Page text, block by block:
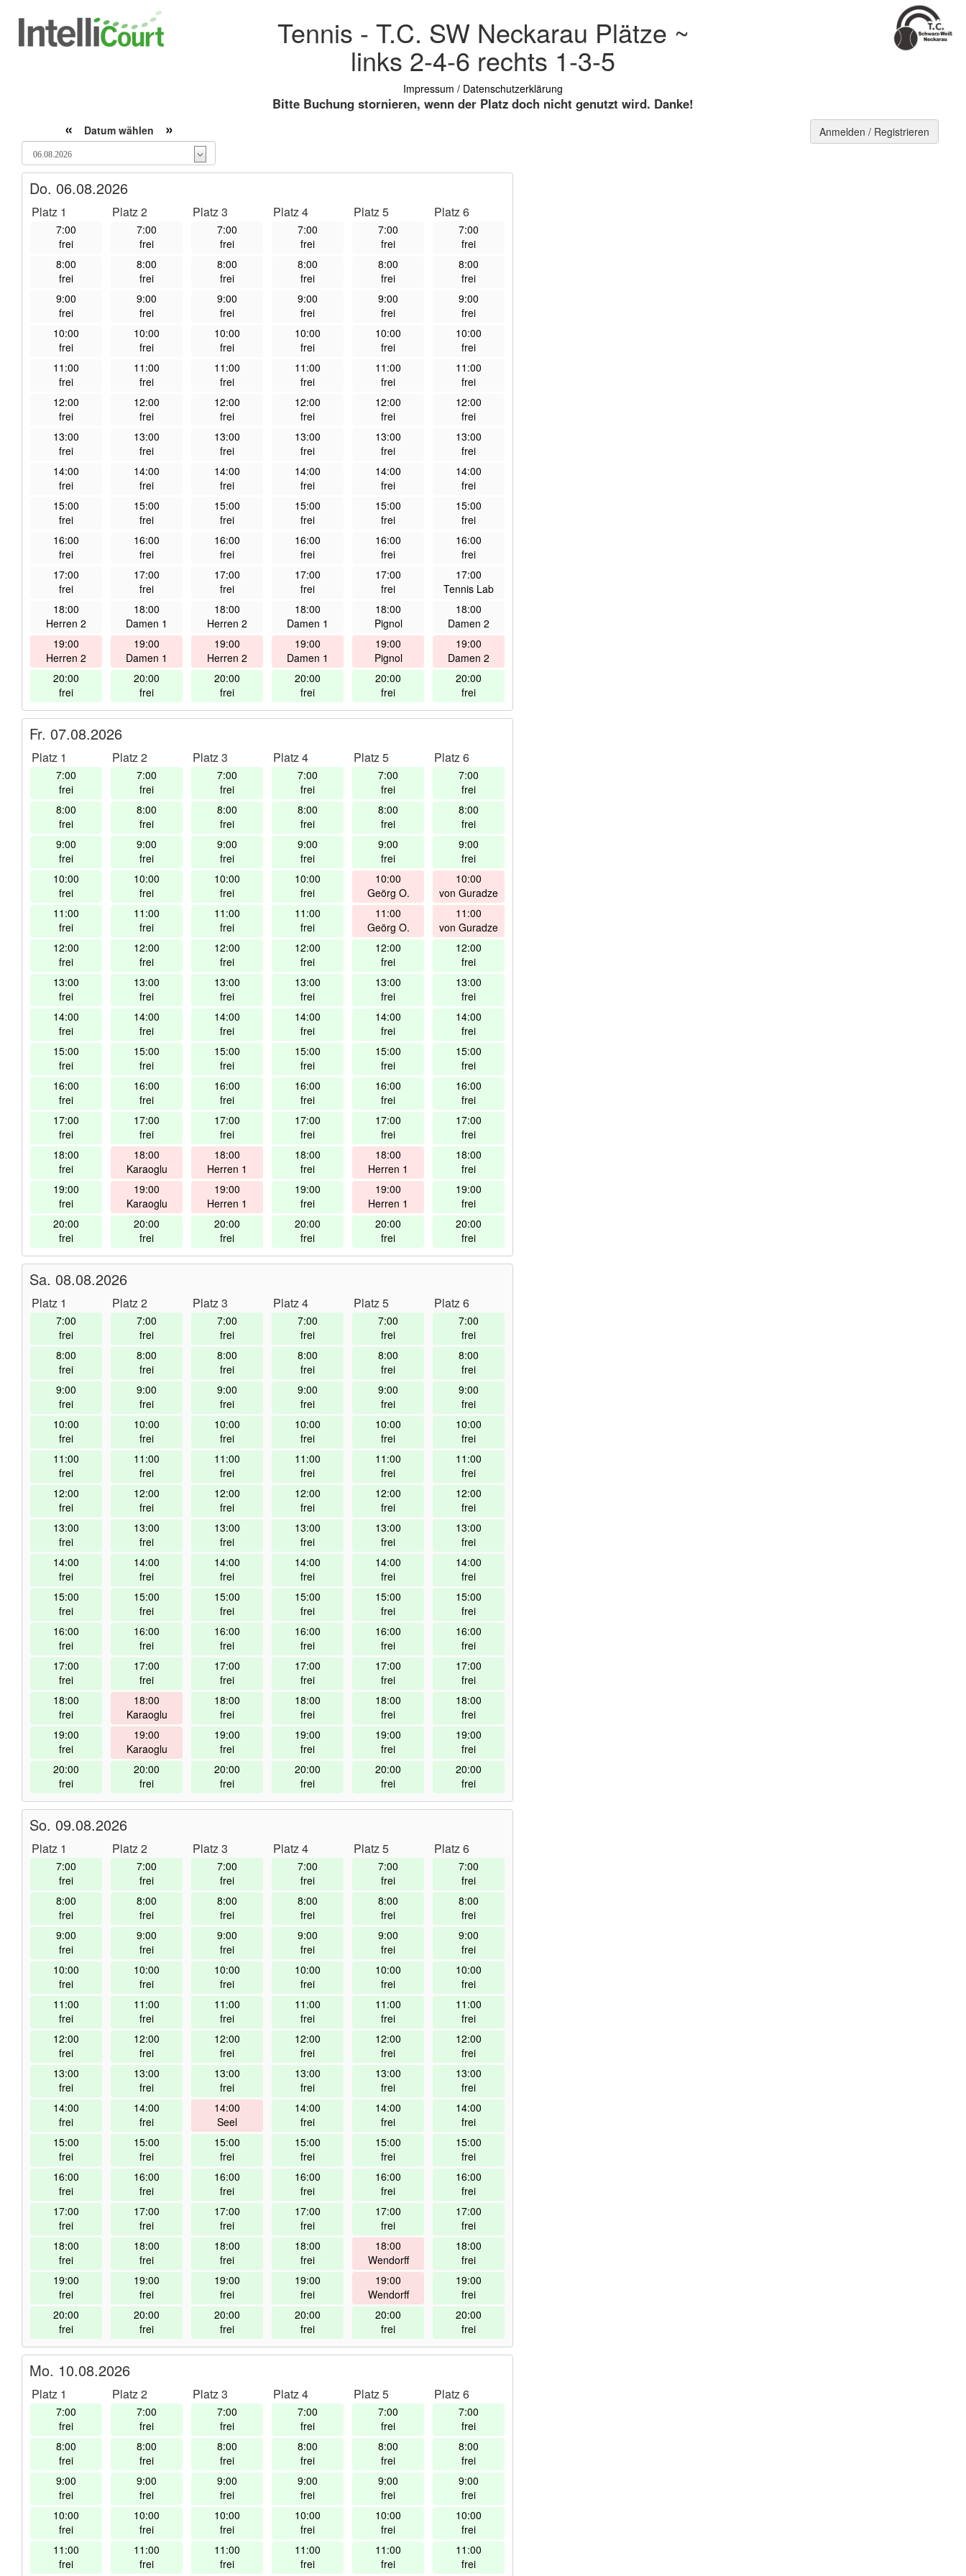
Tennis - T.C. SW Neckarau Plätze ~
links 2-4-6 rechts 1-3-5
Impressum / Datenschutzerklärung
Bitte Buchung stornieren, wenn der Platz doch nicht genutzt wird. Danke!
« Datum wählen » Anmelden / Registrieren
Do. 06.08.2026
Platz 1
7:00
frei
8:00
frei
9:00
frei
10:00
frei
11:00
frei
12:00
frei
13:00
frei
14:00
frei
15:00
frei
16:00
frei
17:00
frei
18:00
Herren 2
19:00
Herren 2
20:00
frei
Platz 2
7:00
frei
8:00
frei
9:00
frei
10:00
frei
11:00
frei
12:00
frei
13:00
frei
14:00
frei
15:00
frei
16:00
frei
17:00
frei
18:00
Damen 1
19:00
Damen 1
20:00
frei
Platz 3
7:00
frei
8:00
frei
9:00
frei
10:00
frei
11:00
frei
12:00
frei
13:00
frei
14:00
frei
15:00
frei
16:00
frei
17:00
frei
18:00
Herren 2
19:00
Herren 2
20:00
frei
Platz 4
7:00
frei
8:00
frei
9:00
frei
10:00
frei
11:00
frei
12:00
frei
13:00
frei
14:00
frei
15:00
frei
16:00
frei
17:00
frei
18:00
Damen 1
19:00
Damen 1
20:00
frei
Platz 5
7:00
frei
8:00
frei
9:00
frei
10:00
frei
11:00
frei
12:00
frei
13:00
frei
14:00
frei
15:00
frei
16:00
frei
17:00
frei
18:00
Pignol
19:00
Pignol
20:00
frei
Platz 6
7:00
frei
8:00
frei
9:00
frei
10:00
frei
11:00
frei
12:00
frei
13:00
frei
14:00
frei
15:00
frei
16:00
frei
17:00
Tennis Lab
18:00
Damen 2
19:00
Damen 2
20:00
frei
Fr. 07.08.2026
Platz 1
7:00
frei
8:00
frei
9:00
frei
10:00
frei
11:00
frei
12:00
frei
13:00
frei
14:00
frei
15:00
frei
16:00
frei
17:00
frei
18:00
frei
19:00
frei
20:00
frei
Platz 2
7:00
frei
8:00
frei
9:00
frei
10:00
frei
11:00
frei
12:00
frei
13:00
frei
14:00
frei
15:00
frei
16:00
frei
17:00
frei
18:00
Karaoglu
19:00
Karaoglu
20:00
frei
Platz 3
7:00
frei
8:00
frei
9:00
frei
10:00
frei
11:00
frei
12:00
frei
13:00
frei
14:00
frei
15:00
frei
16:00
frei
17:00
frei
18:00
Herren 1
19:00
Herren 1
20:00
frei
Platz 4
7:00
frei
8:00
frei
9:00
frei
10:00
frei
11:00
frei
12:00
frei
13:00
frei
14:00
frei
15:00
frei
16:00
frei
17:00
frei
18:00
frei
19:00
frei
20:00
frei
Platz 5
7:00
frei
8:00
frei
9:00
frei
10:00
Geörg O.
11:00
Geörg O.
12:00
frei
13:00
frei
14:00
frei
15:00
frei
16:00
frei
17:00
frei
18:00
Herren 1
19:00
Herren 1
20:00
frei
Platz 6
7:00
frei
8:00
frei
9:00
frei
10:00
von Guradze
11:00
von Guradze
12:00
frei
13:00
frei
14:00
frei
15:00
frei
16:00
frei
17:00
frei
18:00
frei
19:00
frei
20:00
frei
Sa. 08.08.2026
Platz 1
7:00
frei
8:00
frei
9:00
frei
10:00
frei
11:00
frei
12:00
frei
13:00
frei
14:00
frei
15:00
frei
16:00
frei
17:00
frei
18:00
frei
19:00
frei
20:00
frei
Platz 2
7:00
frei
8:00
frei
9:00
frei
10:00
frei
11:00
frei
12:00
frei
13:00
frei
14:00
frei
15:00
frei
16:00
frei
17:00
frei
18:00
Karaoglu
19:00
Karaoglu
20:00
frei
Platz 3
7:00
frei
8:00
frei
9:00
frei
10:00
frei
11:00
frei
12:00
frei
13:00
frei
14:00
frei
15:00
frei
16:00
frei
17:00
frei
18:00
frei
19:00
frei
20:00
frei
Platz 4
7:00
frei
8:00
frei
9:00
frei
10:00
frei
11:00
frei
12:00
frei
13:00
frei
14:00
frei
15:00
frei
16:00
frei
17:00
frei
18:00
frei
19:00
frei
20:00
frei
Platz 5
7:00
frei
8:00
frei
9:00
frei
10:00
frei
11:00
frei
12:00
frei
13:00
frei
14:00
frei
15:00
frei
16:00
frei
17:00
frei
18:00
frei
19:00
frei
20:00
frei
Platz 6
7:00
frei
8:00
frei
9:00
frei
10:00
frei
11:00
frei
12:00
frei
13:00
frei
14:00
frei
15:00
frei
16:00
frei
17:00
frei
18:00
frei
19:00
frei
20:00
frei
So. 09.08.2026
Platz 1
7:00
frei
8:00
frei
9:00
frei
10:00
frei
11:00
frei
12:00
frei
13:00
frei
14:00
frei
15:00
frei
16:00
frei
17:00
frei
18:00
frei
19:00
frei
20:00
frei
Platz 2
7:00
frei
8:00
frei
9:00
frei
10:00
frei
11:00
frei
12:00
frei
13:00
frei
14:00
frei
15:00
frei
16:00
frei
17:00
frei
18:00
frei
19:00
frei
20:00
frei
Platz 3
7:00
frei
8:00
frei
9:00
frei
10:00
frei
11:00
frei
12:00
frei
13:00
frei
14:00
Seel
15:00
frei
16:00
frei
17:00
frei
18:00
frei
19:00
frei
20:00
frei
Platz 4
7:00
frei
8:00
frei
9:00
frei
10:00
frei
11:00
frei
12:00
frei
13:00
frei
14:00
frei
15:00
frei
16:00
frei
17:00
frei
18:00
frei
19:00
frei
20:00
frei
Platz 5
7:00
frei
8:00
frei
9:00
frei
10:00
frei
11:00
frei
12:00
frei
13:00
frei
14:00
frei
15:00
frei
16:00
frei
17:00
frei
18:00
Wendorff
19:00
Wendorff
20:00
frei
Platz 6
7:00
frei
8:00
frei
9:00
frei
10:00
frei
11:00
frei
12:00
frei
13:00
frei
14:00
frei
15:00
frei
16:00
frei
17:00
frei
18:00
frei
19:00
frei
20:00
frei
Mo. 10.08.2026
Platz 1
7:00
frei
8:00
frei
9:00
frei
10:00
frei
11:00
frei
Platz 2
7:00
frei
8:00
frei
9:00
frei
10:00
frei
11:00
frei
Platz 3
7:00
frei
8:00
frei
9:00
frei
10:00
frei
11:00
frei
Platz 4
7:00
frei
8:00
frei
9:00
frei
10:00
frei
11:00
frei
Platz 5
7:00
frei
8:00
frei
9:00
frei
10:00
frei
11:00
frei
Platz 6
7:00
frei
8:00
frei
9:00
frei
10:00
frei
11:00
frei